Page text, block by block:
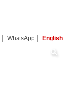
WhatsApp English